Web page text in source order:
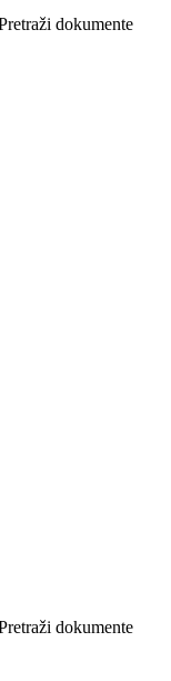
dokumente
dokumente